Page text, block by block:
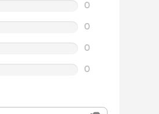
0
0
0
0